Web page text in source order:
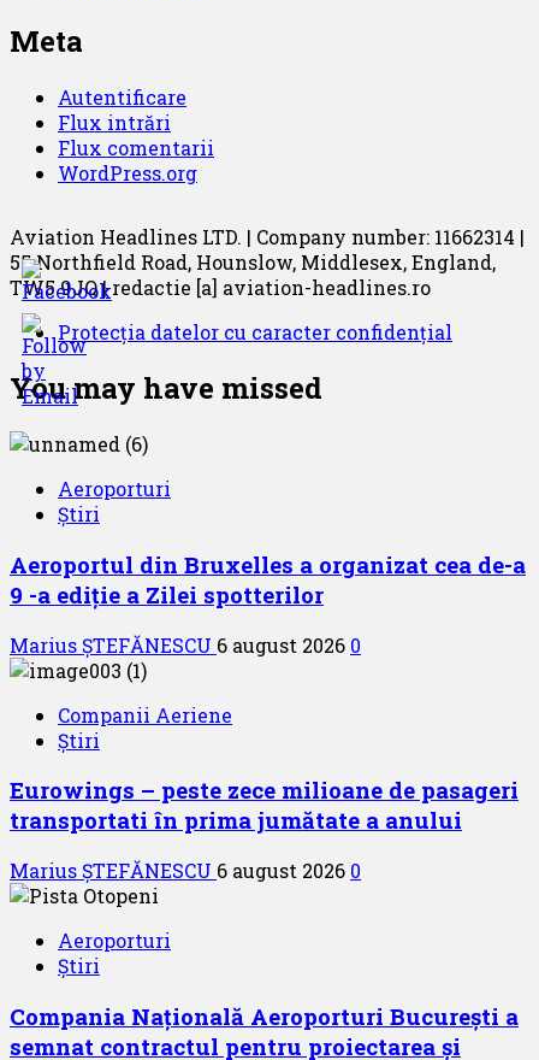
Meta
Autentificare
Flux intrări
Flux comentarii
WordPress.org
Aviation Headlines LTD. | Company number: 11662314 |
55 Northfield Road, Hounslow, Middlesex, England,
TW5 9JQ | redactie [a] aviation-headlines.ro
Protecția datelor cu caracter confidențial
You may have missed
Aeroporturi
Știri
Aeroportul din Bruxelles a organizat cea de-a
9 -a ediție a Zilei spotterilor
Marius ȘTEFĂNESCU 6 august 2026 0
Companii Aeriene
Știri
Eurowings – peste zece milioane de pasageri
transportati în prima jumătate a anului
Marius ȘTEFĂNESCU 6 august 2026 0
Aeroporturi
Știri
Compania Națională Aeroporturi București a
semnat contractul pentru proiectarea și